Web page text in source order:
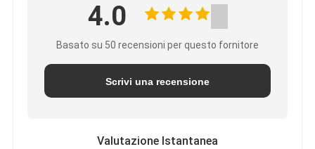
4.0
Basato su 50 recensioni per questo fornitore
Scrivi una recensione
Valutazione Istantanea